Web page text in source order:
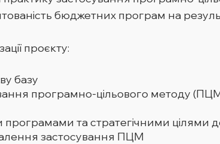
бюджетних програм на
проєкту:
базу
програмно-цільового методу
та стратегічними цілями
застосування ПЦМ